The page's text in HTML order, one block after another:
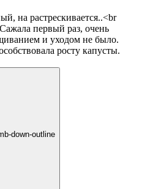
на растрескивается..<br
первый раз, очень
и уходом не было.
росту капусты.
down-outline